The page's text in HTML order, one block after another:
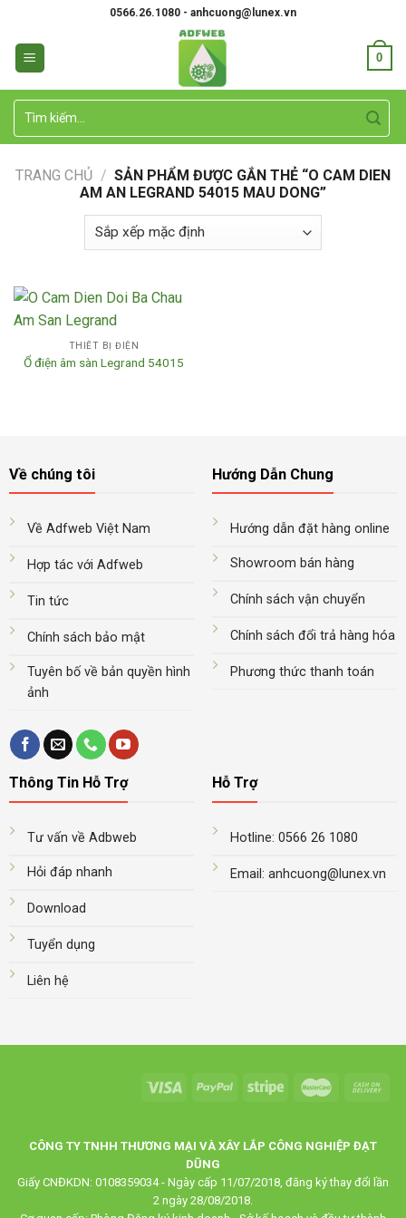
content
0566.26.1080 - anhcuong@lunex.vn
0
Tìm
TRANG CHỦ / SẢN PHẨM ĐƯỢC GẮN THẺ “O CAM DIEN
AM AN LEGRAND 54015 MAU DONG”
THIẾT BỊ ĐIỆN
Ổ điện âm sàn Legrand 54015
Về chúng tôi
Về Adfweb Việt Nam
Hợp tác với Adfweb
Tin tức
Chính sách bảo mật
Tuyên bố về bản quyền hình
ảnh
Hướng Dẫn Chung
Hướng dẫn đặt hàng online
Showroom bán hàng
Chính sách vận chuyển
Chính sách đổi trả hàng hóa
Phương thức thanh toán
Thông Tin Hỗ Trợ
Tư vấn về Adbweb
Hỏi đáp nhanh
Download
Tuyển dụng
Liên hệ
Hỗ Trợ
Hotline: 0566 26 1080
Email: anhcuong@lunex.vn
CÔNG TY TNHH THƯƠNG MẠI VÀ XÂY LẮP CÔNG NGHIỆP ĐẠT
DŨNG
Giấy CNĐKDN: 0108359034 - Ngày cấp 11/07/2018, đăng ký thay đổi lần
2 ngày 28/08/2018.